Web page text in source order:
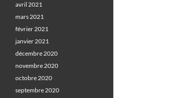
avril 2021
mars 2021
février 2021
janvier 2021
décembre 2020
novembre 2020
octobre 2020
septembre 2020